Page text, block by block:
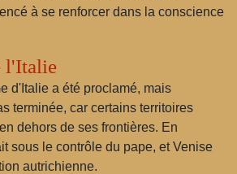
à se renforcer dans la conscience
l'Italie
d'Italie a été proclamé, mais
terminée, car certains territoires
dehors de ses frontières. En
sous le contrôle du pape, et Venise
autrichienne.